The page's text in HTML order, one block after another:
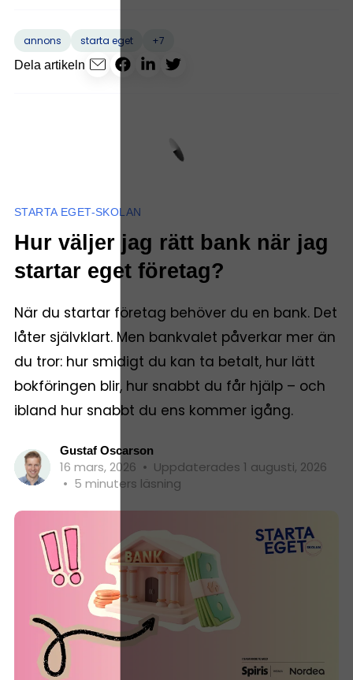
annons starta eget
+7
Dela artikeln
STARTA EGET-SKOLAN
Hur väljer jag rätt bank när jag
startar eget företag?
När du startar företag behöver du en bank. Det
låter självklart. Men bankvalet påverkar mer än
du tror: hur smidigt du kan ta betalt, hur lätt
bokföringen blir, hur snabbt du får hjälp – och
ibland hur snabbt du ens kommer igång.
Gustaf Oscarson
16 mars, 2026 • Uppdaterades 1 augusti, 2026
• 5 minuters läsning